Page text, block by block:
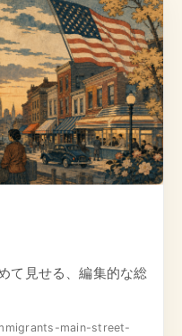
て見せる、編集的な総
main-street-